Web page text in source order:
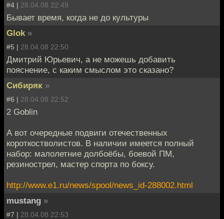
#4 | 28.04.08 22:49
Бывает время, когда не до культуры
Glok »
#5 | 28.04.08 22:50
Дмитрий Юрьевич, а не можешь добавить
пояснение, с каким смыслом это сказано?
Сибиряк »
#6 | 28.04.08 22:52
2 Goblin
А вот очередные подвиги отечественных
короткостволистов. В наличии имеется полный
набор: малолетние долбоёбы, боевой ПМ,
резинострел, мастер спорта по боксу.
http://www.e1.ru/news/spool/news_id-288002.html
mustang »
#7 | 28.04.08 22:53